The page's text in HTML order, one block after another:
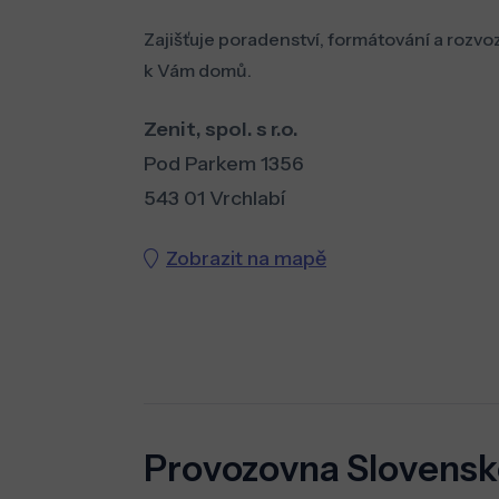
Zajišťuje poradenství, formátování a
k Vám domů.
Zenit, spol. s r.o.
Pod Parkem 1356
543 01 Vrchlabí
Zobrazit na mapě
Provozovna